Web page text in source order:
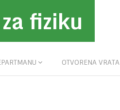
fiziku
OTVORENA VRATA